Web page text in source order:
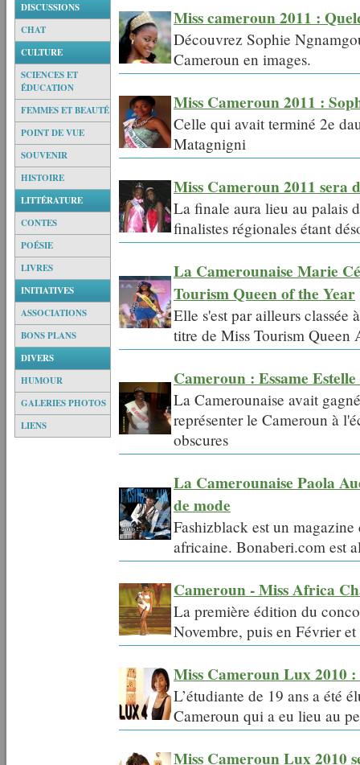
DISCUSSIONS
CHAT
CULTURE
SCIENCES ET
ÉDUCATION
FEMMES ET BEAUTÉ
POINT DE VUE
SOUVENIR
HISTOIRE
LITTÉRATURE
CONTES
POÉSIE
LIVRES
INITIATIVES
ASSOCIATIONS
BONS PLANS
DIVERS
HUMOUR
GALERIES PHOTOS
LIENS
Miss cameroun 2011 :
Découvrez Sophie
Cameroun en images.
Miss Cameroun 2011 :
Celle qui avait terminé 2e
Matagnigni
Miss Cameroun 2011 sera
La finale aura lieu au palais
finalistes régionales étant
La Camerounaise Marie
Tourism Queen of the Year
Elle s'est par ailleurs
titre de Miss Tourism Queen
Cameroun : Essame
La Camerounaise avait
représenter le Cameroun à
obscures
La Camerounaise Paola
de mode
Fashizblack est un
africaine. Bonaberi.com est
Cameroun - Miss Africa
La première édition du
Novembre, puis en Février
Miss Cameroun Lux 2010
L’étudiante de 19 ans a été
Cameroun qui a eu lieu au
Miss Cameroun Lux 2010